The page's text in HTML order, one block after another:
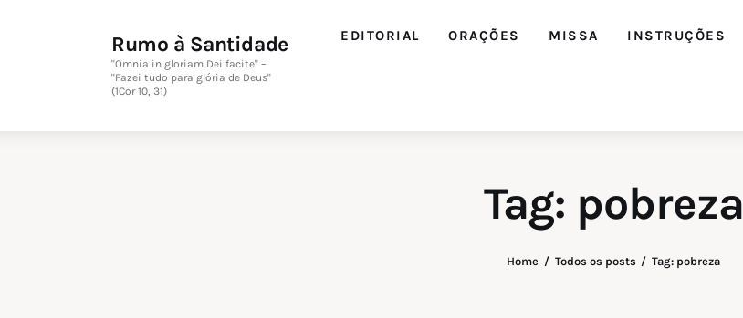
Rumo à Santidade
"Omnia in gloriam Dei facite" –
"Fazei tudo para glória de Deus"
(1Cor 10, 31)
EDITORIAL ORAÇÕES MISSA INSTRUÇÕES
Tag: pobreza
Home Todos os posts Tag: pobreza